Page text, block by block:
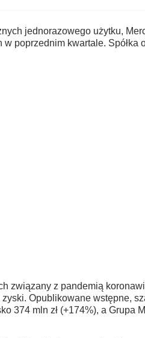
jednorazowego użytku,
kwartale. Spółka
związany z pandemią
Opublikowane wstępne,
374 mln zł (+174%), a